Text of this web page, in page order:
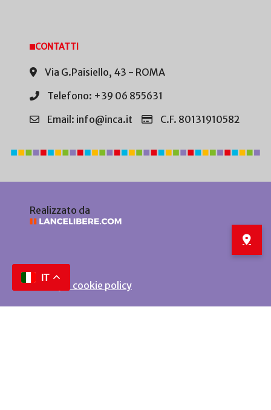
CONTATTI
Via G.Paisiello, 43 - ROMA
Telefono: +39 06 855631
Email: info@inca.it
C.F. 80131910582
Realizzato da
Privacy e cookie policy
IT